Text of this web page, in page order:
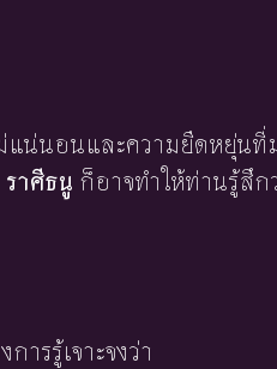
ม่แน่นอนและความยืดหยุ่นที่
ราศีธนู ก็อาจทำให้ท่านรู้สึก
รรู้เจาะจงว่า